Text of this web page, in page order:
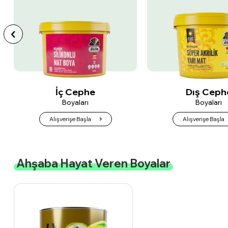
Dış Cephe
Boyaları
Alışverişe Başla
Tavan
Boyaları
Alışverişe Başla
Ahşaba Hayat Veren Boyalar